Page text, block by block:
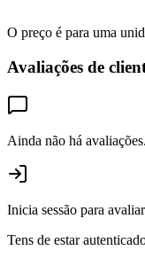
O preço é para uma
Avaliações de
Ainda não há
Inicia sessão para avaliar
Tens de estar